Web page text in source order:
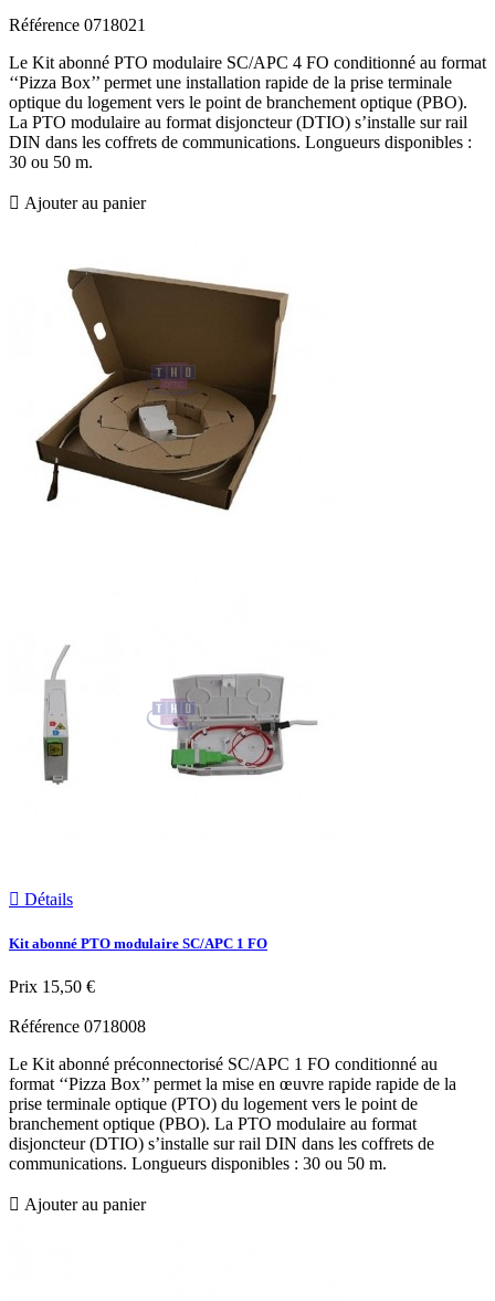
Référence 0718021
Le Kit abonné PTO modulaire SC/APC 4 FO conditionné au format
‘‘Pizza Box’’ permet une installation rapide de la prise terminale
optique du logement vers le point de branchement optique (PBO).
La PTO modulaire au format disjoncteur (DTIO) s’installe sur rail
DIN dans les coffrets de communications. Longueurs disponibles :
30 ou 50 m.
 Ajouter au panier
 Détails
Kit abonné PTO modulaire SC/APC 1 FO
Prix 15,50 €
Référence 0718008
Le Kit abonné préconnectorisé SC/APC 1 FO conditionné au
format ‘‘Pizza Box’’ permet la mise en œuvre rapide rapide de la
prise terminale optique (PTO) du logement vers le point de
branchement optique (PBO). La PTO modulaire au format
disjoncteur (DTIO) s’installe sur rail DIN dans les coffrets de
communications. Longueurs disponibles : 30 ou 50 m.
 Ajouter au panier